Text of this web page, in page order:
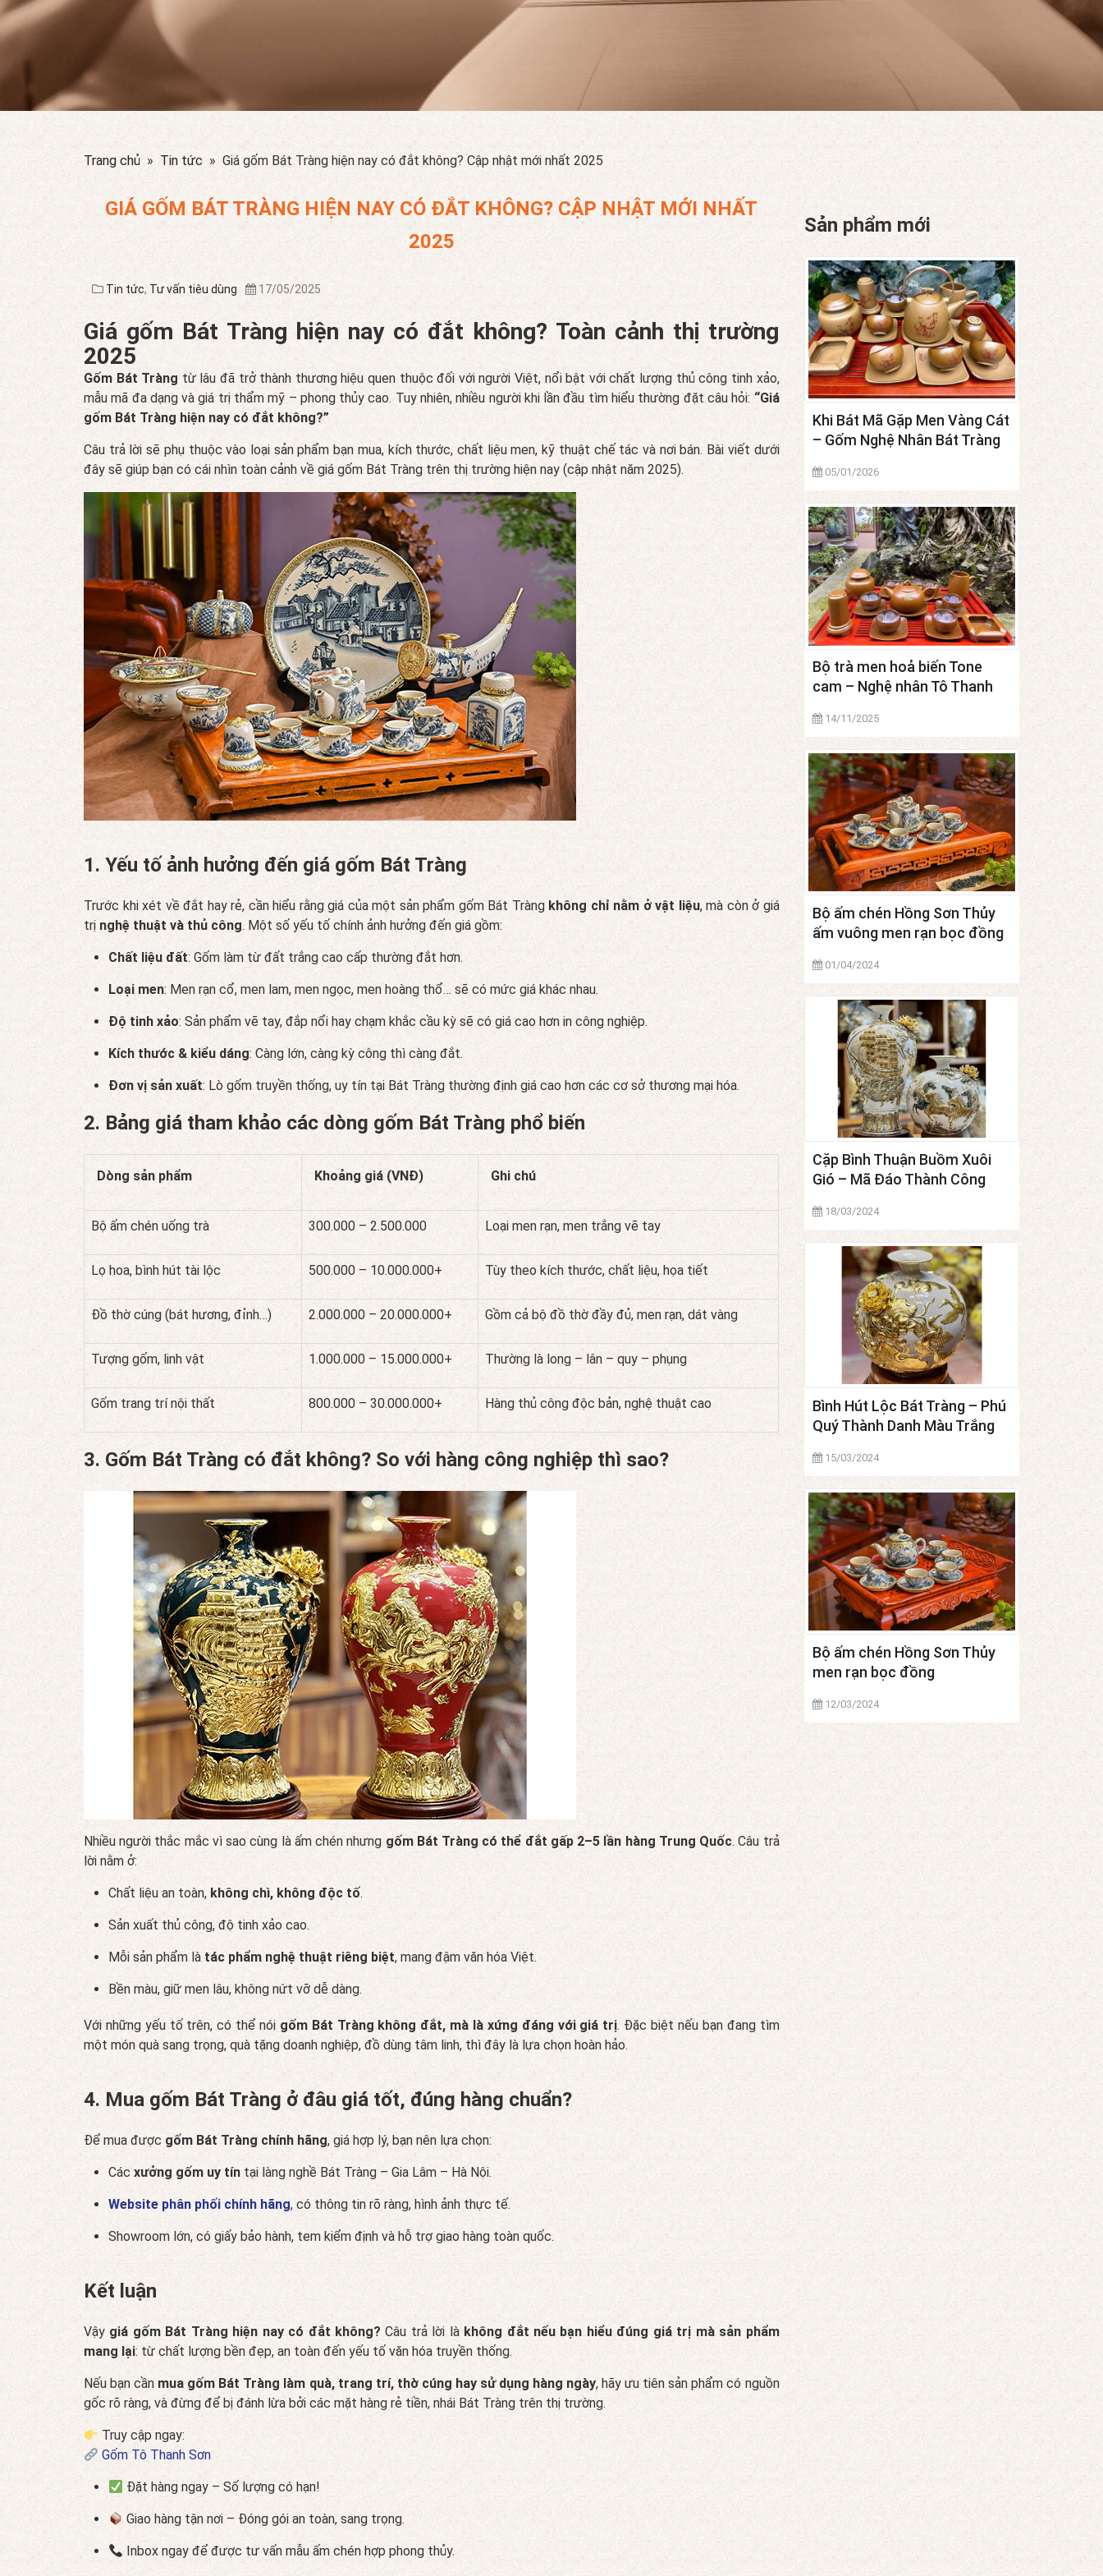
Trang chủ » Tin tức » Giá gốm Bát Tràng hiện nay có đắt không? Cập nhật mới nhất 2025
GIÁ GỐM BÁT TRÀNG HIỆN NAY CÓ ĐẮT KHÔNG? CẬP NHẬT MỚI NHẤT
2025
Tin tức, Tư vấn tiêu dùng 17/05/2025
Giá gốm Bát Tràng hiện nay có đắt không? Toàn cảnh thị trường
2025
Gốm Bát Tràng từ lâu đã trở thành thương hiệu quen thuộc đối với người Việt, nổi bật với chất lượng thủ công tinh xảo,
mẫu mã đa dạng và giá trị thẩm mỹ – phong thủy cao. Tuy nhiên, nhiều người khi lần đầu tìm hiểu thường đặt câu hỏi: “Giá
gốm Bát Tràng hiện nay có đắt không?”
Câu trả lời sẽ phụ thuộc vào loại sản phẩm bạn mua, kích thước, chất liệu men, kỹ thuật chế tác và nơi bán. Bài viết dưới
đây sẽ giúp bạn có cái nhìn toàn cảnh về giá gốm Bát Tràng trên thị trường hiện nay (cập nhật năm 2025).
1. Yếu tố ảnh hưởng đến giá gốm Bát Tràng
Trước khi xét về đắt hay rẻ, cần hiểu rằng giá của một sản phẩm gốm Bát Tràng không chỉ nằm ở vật liệu, mà còn ở giá
trị nghệ thuật và thủ công. Một số yếu tố chính ảnh hưởng đến giá gồm:
Chất liệu đất: Gốm làm từ đất trắng cao cấp thường đắt hơn.
Loại men: Men rạn cổ, men lam, men ngọc, men hoàng thổ… sẽ có mức giá khác nhau.
Độ tinh xảo: Sản phẩm vẽ tay, đắp nổi hay chạm khắc cầu kỳ sẽ có giá cao hơn in công nghiệp.
Kích thước & kiểu dáng: Càng lớn, càng kỳ công thì càng đắt.
Đơn vị sản xuất: Lò gốm truyền thống, uy tín tại Bát Tràng thường định giá cao hơn các cơ sở thương mại hóa.
2. Bảng giá tham khảo các dòng gốm Bát Tràng phổ biến
Dòng sản phẩm Khoảng giá (VNĐ) Ghi chú
Bộ ấm chén uống trà 300.000 – 2.500.000 Loại men rạn, men trắng vẽ tay
Lọ hoa, bình hút tài lộc 500.000 – 10.000.000+ Tùy theo kích thước, chất liệu, họa tiết
Đồ thờ cúng (bát hương, đỉnh…) 2.000.000 – 20.000.000+ Gồm cả bộ đồ thờ đầy đủ, men rạn, dát vàng
Tượng gốm, linh vật 1.000.000 – 15.000.000+ Thường là long – lân – quy – phụng
Gốm trang trí nội thất 800.000 – 30.000.000+ Hàng thủ công độc bản, nghệ thuật cao
3. Gốm Bát Tràng có đắt không? So với hàng công nghiệp thì sao?
Nhiều người thắc mắc vì sao cùng là ấm chén nhưng gốm Bát Tràng có thể đắt gấp 2–5 lần hàng Trung Quốc. Câu trả
lời nằm ở:
Chất liệu an toàn, không chì, không độc tố.
Sản xuất thủ công, độ tinh xảo cao.
Mỗi sản phẩm là tác phẩm nghệ thuật riêng biệt, mang đậm văn hóa Việt.
Bền màu, giữ men lâu, không nứt vỡ dễ dàng.
Với những yếu tố trên, có thể nói gốm Bát Tràng không đắt, mà là xứng đáng với giá trị. Đặc biệt nếu bạn đang tìm
một món quà sang trọng, quà tặng doanh nghiệp, đồ dùng tâm linh, thì đây là lựa chọn hoàn hảo.
4. Mua gốm Bát Tràng ở đâu giá tốt, đúng hàng chuẩn?
Để mua được gốm Bát Tràng chính hãng, giá hợp lý, bạn nên lựa chọn:
Các xưởng gốm uy tín tại làng nghề Bát Tràng – Gia Lâm – Hà Nội.
Website phân phối chính hãng, có thông tin rõ ràng, hình ảnh thực tế.
Showroom lớn, có giấy bảo hành, tem kiểm định và hỗ trợ giao hàng toàn quốc.
Kết luận
Vậy giá gốm Bát Tràng hiện nay có đắt không? Câu trả lời là không đắt nếu bạn hiểu đúng giá trị mà sản phẩm
mang lại: từ chất lượng bền đẹp, an toàn đến yếu tố văn hóa truyền thống.
Nếu bạn cần mua gốm Bát Tràng làm quà, trang trí, thờ cúng hay sử dụng hàng ngày, hãy ưu tiên sản phẩm có nguồn
gốc rõ ràng, và đừng để bị đánh lừa bởi các mặt hàng rẻ tiền, nhái Bát Tràng trên thị trường.
Truy cập ngay:
Gốm Tô Thanh Sơn
Đặt hàng ngay – Số lượng có hạn!
Giao hàng tận nơi – Đóng gói an toàn, sang trọng.
Inbox ngay để được tư vấn mẫu ấm chén hợp phong thủy.
Sản phẩm mới
Khi Bát Mã Gặp Men Vàng Cát
– Gốm Nghệ Nhân Bát Tràng
05/01/2026
Bộ trà men hoả biến Tone
cam – Nghệ nhân Tô Thanh
14/11/2025
Bộ ấm chén Hồng Sơn Thủy
ấm vuông men rạn bọc đồng
01/04/2024
Cặp Bình Thuận Buồm Xuôi
Gió – Mã Đáo Thành Công
18/03/2024
Bình Hút Lộc Bát Tràng – Phú
Quý Thành Danh Màu Trắng
15/03/2024
Bộ ấm chén Hồng Sơn Thủy
men rạn bọc đồng
12/03/2024